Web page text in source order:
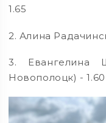
1.65
2. Алина
3.
Новополоцк) - 1.60